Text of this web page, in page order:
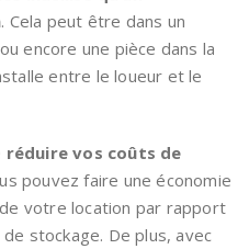
. Cela peut être dans un
encore une pièce dans la
entre le loueur et le
réduire vos coûts de
pouvez faire une économie
votre location par rapport
stockage. De plus, avec